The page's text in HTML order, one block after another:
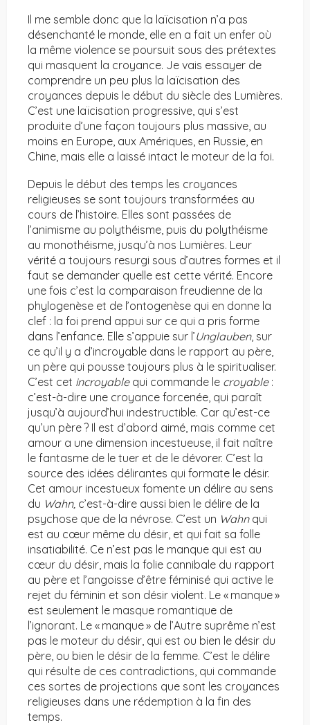
Il me semble donc que la laïcisation n’a pas
désenchanté le monde, elle en a fait un enfer où
la même violence se poursuit sous des prétextes
qui masquent la croyance. Je vais essayer de
comprendre un peu plus la laïcisation des
croyances depuis le début du siècle des Lumières.
C’est une laïcisation progressive, qui s’est
produite d’une façon toujours plus massive, au
moins en Europe, aux Amériques, en Russie, en
Chine, mais elle a laissé intact le moteur de la foi.
Depuis le début des temps les croyances
religieuses se sont toujours transformées au
cours de l’histoire. Elles sont passées de
l’animisme au polythéisme, puis du polythéisme
au monothéisme, jusqu’à nos Lumières. Leur
vérité a toujours resurgi sous d’autres formes et il
faut se demander quelle est cette vérité. Encore
une fois c’est la comparaison freudienne de la
phylogenèse et de l’ontogenèse qui en donne la
clef : la foi prend appui sur ce qui a pris forme
dans l’enfance. Elle s’appuie sur l’Unglauben, sur
ce qu’il y a d’incroyable dans le rapport au père,
un père qui pousse toujours plus à le spiritualiser.
C’est cet incroyable qui commande le croyable :
c’est-à-dire une croyance forcenée, qui paraît
jusqu’à aujourd’hui indestructible. Car qu’est-ce
qu’un père ? Il est d’abord aimé, mais comme cet
amour a une dimension incestueuse, il fait naître
le fantasme de le tuer et de le dévorer. C’est la
source des idées délirantes qui formate le désir.
Cet amour incestueux fomente un délire au sens
du Wahn, c’est-à-dire aussi bien le délire de la
psychose que de la névrose. C’est un Wahn qui
est au cœur même du désir, et qui fait sa folle
insatiabilité. Ce n’est pas le manque qui est au
cœur du désir, mais la folie cannibale du rapport
au père et l’angoisse d’être féminisé qui active le
rejet du féminin et son désir violent. Le « manque »
est seulement le masque romantique de
l’ignorant. Le « manque » de l’Autre suprême n’est
pas le moteur du désir, qui est ou bien le désir du
père, ou bien le désir de la femme. C’est le délire
qui résulte de ces contradictions, qui commande
ces sortes de projections que sont les croyances
religieuses dans une rédemption à la fin des
temps.